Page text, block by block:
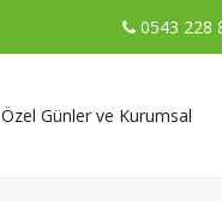
0543 228
Özel Günler ve Kurumsal